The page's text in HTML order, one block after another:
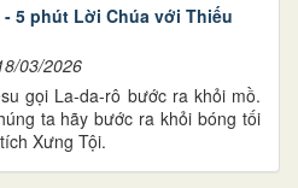
- 5 phút Lời Chúa với Thiếu
03/2026
gọi La-da-rô bước ra khỏi mồ.
ta hãy bước ra khỏi bóng tối
Xưng Tội.